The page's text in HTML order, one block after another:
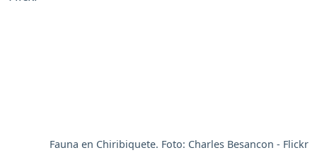
Fauna en Chiribiquete. Foto: Charles Besancon - Flickr